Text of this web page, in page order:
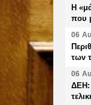
H
που
06
των
06
ΔΕΗ: